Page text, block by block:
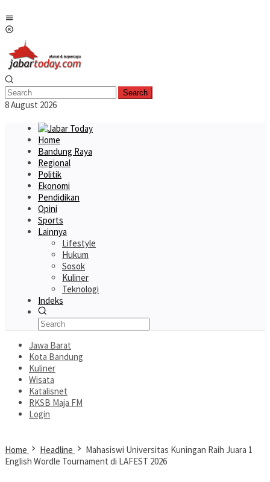
to
content
Search
8 August 2026
Home
Bandung Raya
Regional
Politik
Ekonomi
Pendidikan
Opini
Sports
Lainnya
Lifestyle
Hukum
Sosok
Kuliner
Teknologi
Indeks
Jawa Barat
Kota Bandung
Kuliner
Wisata
Katalisnet
RKSB Maja FM
Login
Home Headline
Mahasiswi Universitas Kuningan Raih Juara 1
English Wordle Tournament di LAFEST 2026